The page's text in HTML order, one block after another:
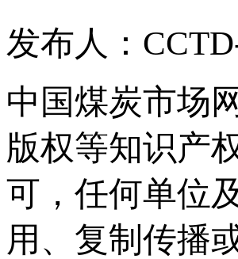
发布人：
中国煤炭市场
版权等知识产
可，任何单位
用、复制传播